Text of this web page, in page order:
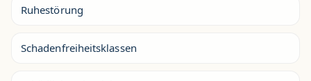
Ruhestörung
Schadenfreiheitsklassen